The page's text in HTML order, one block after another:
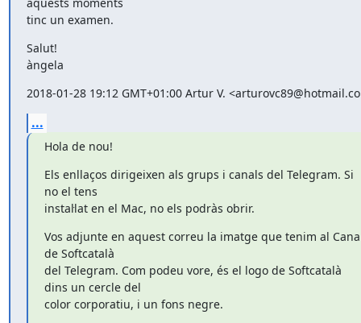
tinc un examen.
Salut!
àngela
2018-01-28 19:12 GMT+01:00 Artur V.
...
Hola de nou!
Els enllaços dirigeixen als grups i canals del Telegram. Si
no el tens
instal·lat en el Mac, no els podràs obrir.
Vos adjunte en aquest correu la imatge que tenim al
de Softcatalà
del Telegram. Com podeu vore, és el logo de Softcatalà
dins un cercle del
color corporatiu, i un fons negre.